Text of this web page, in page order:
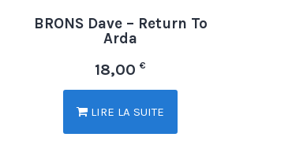
BRONS Dave – Return To
Arda
18,00 €
LIRE LA SUITE